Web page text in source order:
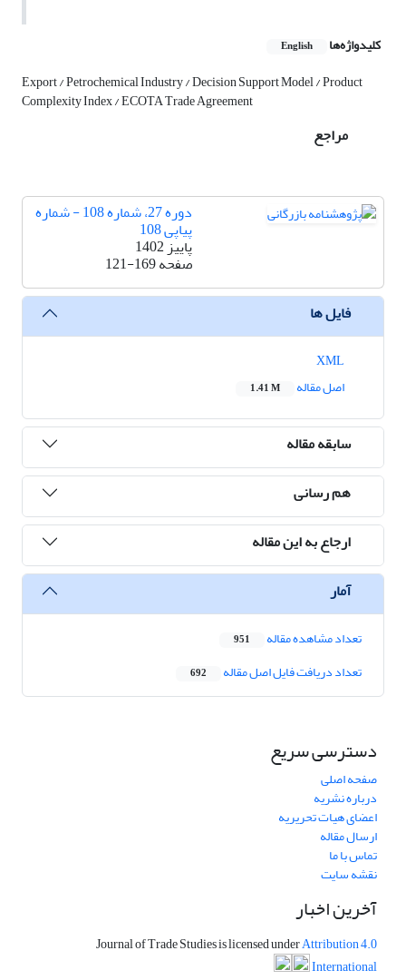
کلیدواژه‌ها English
Export / Petrochemical Industry / Decision Support Model / Product
Complexity Index / ECOTA Trade Agreement
مراجع
دوره 27، شماره 108 - شماره
پیاپی 108
پاییز 1402
صفحه121-169
فایل ها
اصل مقاله
1.41 M
سابقه مقاله
هم رسانی
ارجاع به این مقاله
آمار
تعداد مشاهده مقاله 951
تعداد دریافت فایل اصل مقاله 692
دسترسی سریع
صفحه اصلی
درباره نشریه
اعضای هیات تحریریه
ارسال مقاله
تماس با ما
نقشه سایت
آخرین اخبار
Journal of Trade Studies is licensed underAttribution 4.0
International